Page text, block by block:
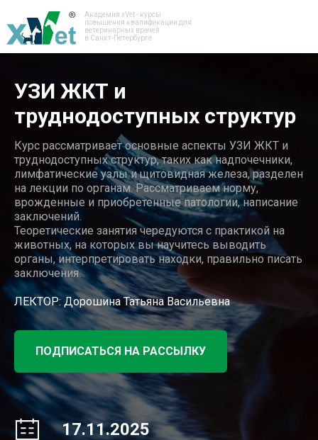
Академия xVet - курсы
повышения квалификации для
ветеринарных врачей
в Санкт-Петербурге
УЗИ ЖКТ и
труднодоступных структур
Курс рассматривает основные аспекты УЗИ ЖКТ и
труднодоступных структур, таких как надпочечники,
лимфатические узлы и щитовидная железа, разделен
на лекции по органам. Рассматриваем норму,
врожденные и приобретенные патологии, написание
заключений.
Теоретические занятия чередуются с практикой на
животных, на которых вы научитесь выводить
органы, интерпретировать находки, правильно писать
заключения.
ЛЕКТОР: Дорошина Татьяна Васильевна
ПОДПИСАТЬСЯ НА РАССЫЛКУ
17.11.2025